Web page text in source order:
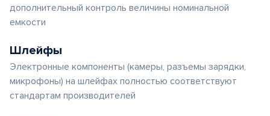
дополнительный контроль величины номинальной
емкости
Шлейфы
Электронные компоненты (камеры, разъемы зарядки,
микрофоны) на шлейфах полностью соответствуют
стандартам производителей